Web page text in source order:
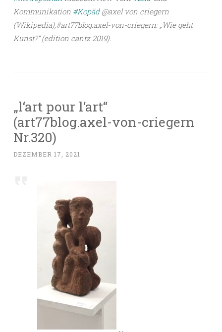
Kommunikation #Kopäd@axel von criegern
(Wikipedia),#art77blog.axel-von-criegern: „Wie geht
Kunst?“ (edition cantz 2019).
„l‘art pour l‘art“
(art77blog.axel-von-criegern
Nr.320)
DEZEMBER 17, 2021